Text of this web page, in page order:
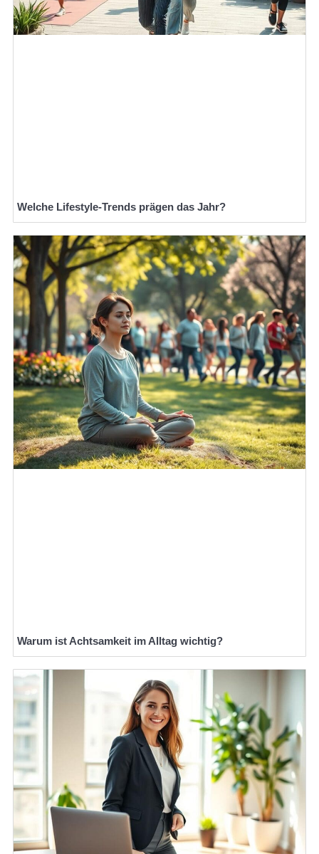
Welche Lifestyle-Trends prägen das Jahr?
Warum ist Achtsamkeit im Alltag wichtig?